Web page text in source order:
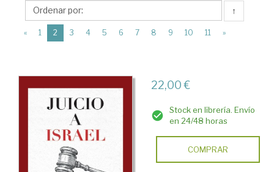
↑
« 1 2 (current)
3 4 5 6 7 8 9 10 11 »
22,00 €
Stock en librería. Envío
en 24/48 horas
COMPRAR